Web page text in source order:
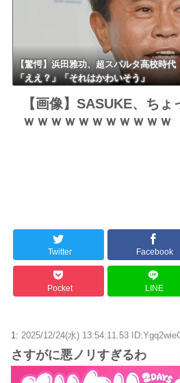
【驚愕】浜田雅功、超スパルタ高校時
「ええ？」「それはかわいそう」
【画像】SASUKE、ち
ｗｗｗｗｗｗｗｗｗｗｗ
Twitter Facebook
Pocket LINE
1: 2025/12/24(水) 13:54:11.53
さすがに悪ノリすぎるわ